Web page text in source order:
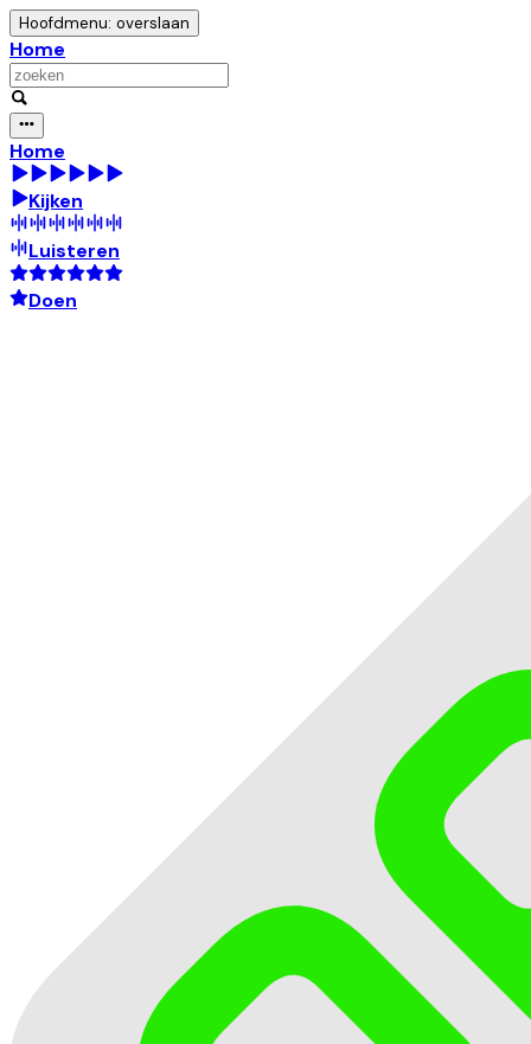
Hoofdmenu: overslaan
Home
Home
Kijken
Luisteren
Doen